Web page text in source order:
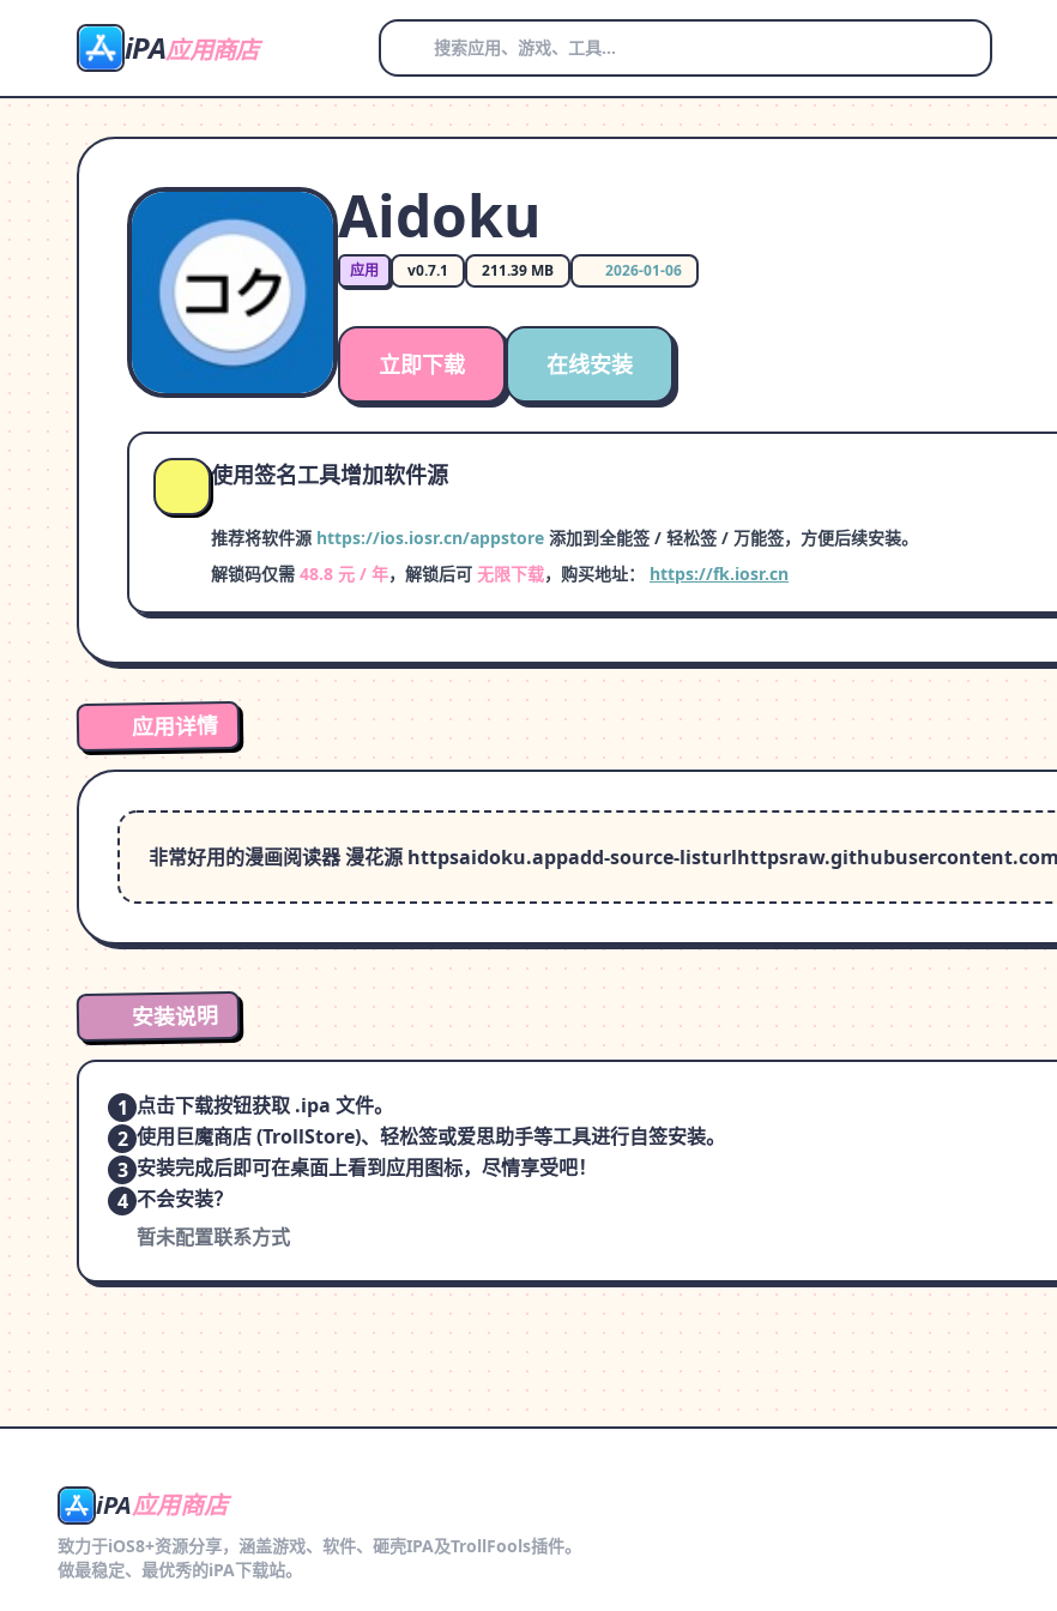
iPA应用商店
Aidoku
应用 v0.7.1 211.39 MB 2026-01-06
立即下载 在线安装
使用签名工具增加软件源
推荐将软件源 https://ios.iosr.cn/appstore 添加到全能签 / 轻松签 / 万能签，方便后续安装。
解锁码仅需 48.8 元 / 年，解锁后可 无限下载，购买地址： https://fk.iosr.cn
应用详情
非常好用的漫画阅读器 漫花源 httpsaidoku.appadd-source-
安装说明
1 点击下载按钮获取 .ipa 文件。
2 使用巨魔商店 (TrollStore)、轻松签或爱思助手等工具进行自签安装。
3 安装完成后即可在桌面上看到应用图标，尽情享受吧！
4 不会安装？
暂未配置联系方式
iPA应用商店
致力于iOS8+资源分享，涵盖游戏、软件、砸壳IPA及TrollFools插件。
做最稳定、最优秀的iPA下载站。